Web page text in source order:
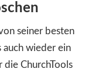
seiner besten
auch wieder ein
die ChurchTools